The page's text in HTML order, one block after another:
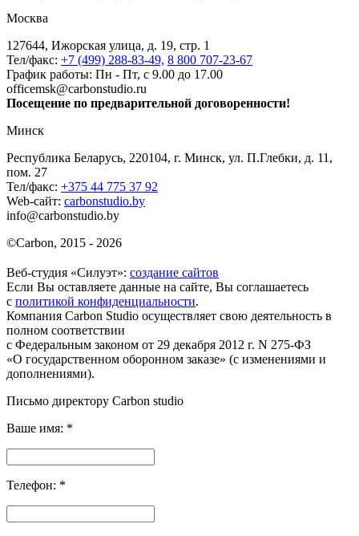
Москва
127644, Ижорская улица, д. 19, стр. 1
Тел/факс: +7 (499) 288-83-49, 8 800 707-23-67
График работы: Пн - Пт, с 9.00 до 17.00
officemsk@carbonstudio.ru
Посещение по предварительной договоренности!
Минск
Республика Беларусь, 220104, г. Минск, ул. П.Глебки, д. 11,
пом. 27
Тел/факс: +375 44 775 37 92
Web-сайт: carbonstudio.by
info@carbonstudio.by
©Carbon, 2015 - 2026
Веб-студия «Силуэт»: создание сайтов
Если Вы оставляете данные на сайте, Вы соглашаетесь
с политикой конфиденциальности.
Компания Carbon Studio осуществляет свою деятельность в
полном соответствии
с Федеральным законом от 29 декабря 2012 г. N 275-ФЗ
«О государственном оборонном заказе» (с изменениями и
дополнениями).
Письмо директору Carbon studio
Ваше имя: *
Телефон: *